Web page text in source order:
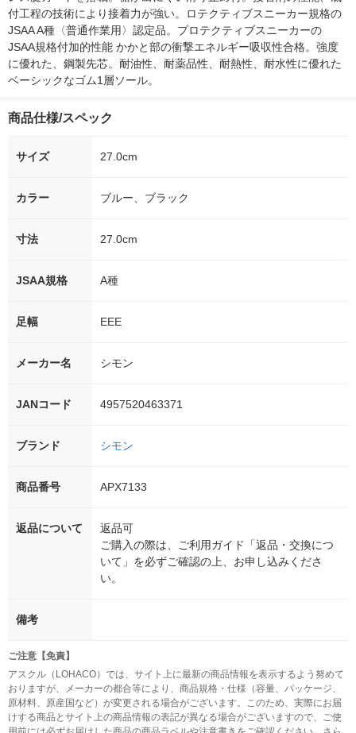
付工程の技術により接着力が強い。ロテクティブスニーカー規格の
JSAA A種〈普通作業用〉認定品。プロテクティブスニーカーの
JSAA規格付加的性能 かかと部の衝撃エネルギー吸収性合格。強度
に優れた、鋼製先芯。耐油性、耐薬品性、耐熱性、耐水性に優れた
ベーシックなゴム1層ソール。
商品仕様/スペック
サイズ 27.0cm
カラー ブルー、ブラック
寸法 27.0cm
JSAA規格 A種
足幅 EEE
メーカー名 シモン
JANコード 4957520463371
ブランド シモン
商品番号 APX7133
返品について
返品可
ご購入の際は、ご利用ガイド「返品・交換につ
いて」を必ずご確認の上、お申し込みくださ
い。
備考
ご注意【免責】
アスクル（LOHACO）では、サイト上に最新の商品情報を表示するよう努めて
おりますが、メーカーの都合等により、商品規格・仕様（容量、パッケージ、
原材料、原産国など）が変更される場合がございます。このため、実際にお届
けする商品とサイト上の商品情報の表記が異なる場合がございますので、ご使